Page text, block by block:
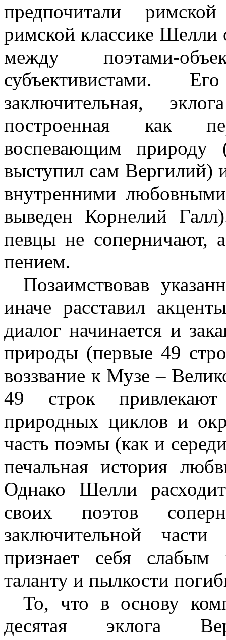
предпочитали
римской классике Шелли
между поэтами-
субъективистами.
заключительная,
построенная как
воспевающим природу
выступил сам Вергилий)
внутренними
выведен Корнелий
певцы не соперничают,
пением.
Позаимствовав
иначе расставил
диалог начинается и
природы (первые 49
воззвание к Музе –
49 строк
природных циклов и
часть поэмы (как и
печальная история
Однако Шелли
своих поэтов
заключительной
признает себя
таланту и пылкости
То, что в основу
десятая эклога